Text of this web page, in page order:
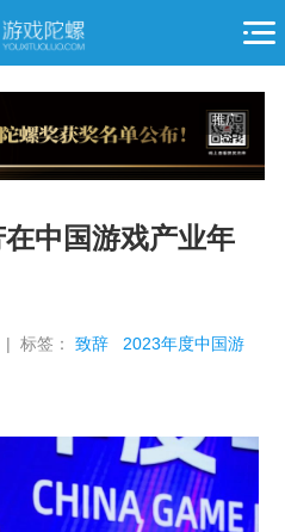
推广
中国游戏产业年
| 标签：致辞 2023年度中国游